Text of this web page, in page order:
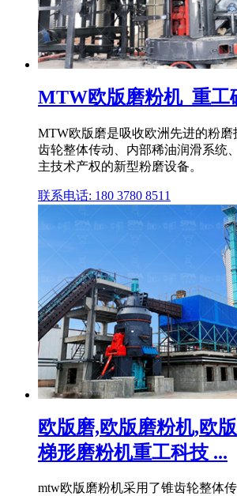
MTW欧版磨粉机_重工
MTW欧版磨是吸收欧洲先进的粉
齿轮整体传动、内部稀油润滑系统
主技术产权的新型粉磨设备。
联系电话: 180 3780 8511
欧版磨,欧版磨粉机,欧
梯形磨粉机重工科技 ...
mtw欧版磨粉机采用了锥齿轮整体